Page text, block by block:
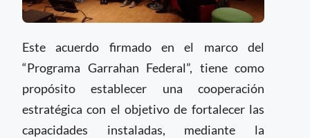
Este acuerdo firmado en el marco del
“Programa Garrahan Federal”, tiene como
propósito establecer una cooperación
estratégica con el objetivo de fortalecer las
capacidades instaladas, mediante la